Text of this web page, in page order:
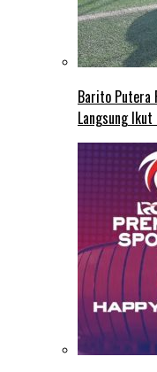
Barito Putera
Langsung